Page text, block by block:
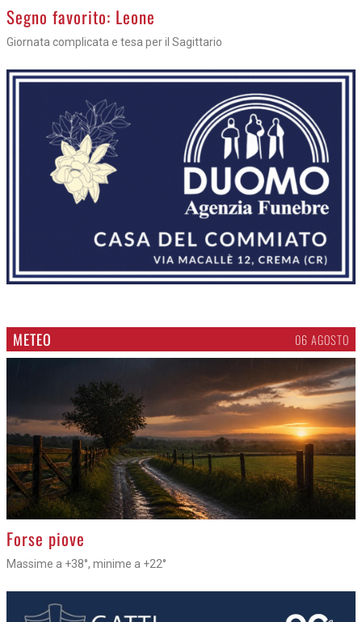
>
Segno favorito: Leone
Giornata complicata e tesa per il Sagittario
METEO 06 AGOSTO
>
Forse piove
Massime a +38°, minime a +22°